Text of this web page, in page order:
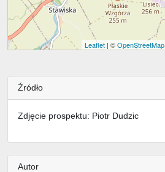
Leaflet | ©OpenStreetMap
Źródło
Zdjęcie prospektu: Piotr Dudzic
Autor